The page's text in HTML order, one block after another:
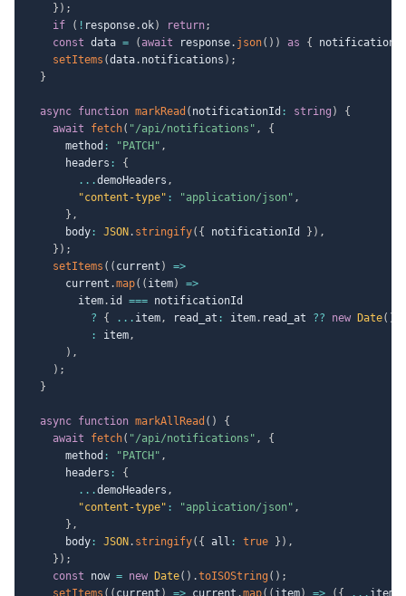
} ) ;
if
( ! response.ok) return;
const data = ( await response. json( ) ) as { notifications
setItems (data. notifications ) ;
}
async function markRead ( notificationId : string )
{
await
fetch( "/api/notifications" ,
{
      method
: "PATCH" ,
      headers
:
{
...demoHeaders ,
"content-type" : "application/json" ,
} ,
      body
: JSON . stringify( { notificationId } ) ,
} ) ;
setItems ( ( current )
=>
      current
.map( ( item)
=>
        item
. id === notificationId
?
{ ... item, read_at : item. read_at ?? new Date( )
:
item,
) ,
) ;
}
async function markAllRead ( )
{
await
fetch( "/api/notifications" ,
{
      method
: "PATCH" ,
      headers
:
{
...demoHeaders ,
"content-type" : "application/json" ,
} ,
      body
: JSON . stringify( { all : true } ) ,
} ) ;
const now = new Date( ) .toISOString ( ) ;
setItems ( ( current ) => current .map( ( item) => ( { ... item